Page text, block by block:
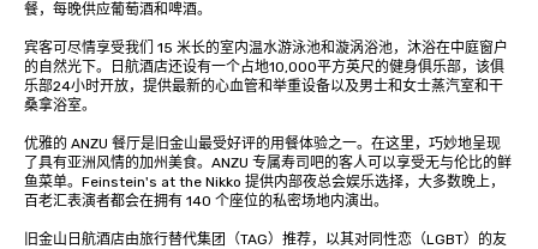
餐，每晚供应葡萄酒和啤酒。
宾客可尽情享受我们 15 米长的室内温水游泳池和漩涡浴池，沐浴在中庭窗户
的自然光下。日航酒店还设有一个占地10,000平方英尺的健身俱乐部，该俱
乐部24小时开放，提供最新的心血管和举重设备以及男士和女士蒸汽室和干
桑拿浴室。
优雅的 ANZU 餐厅是旧金山最受好评的用餐体验之一。在这里，巧妙地呈现
了具有亚洲风情的加州美食。ANZU 专属寿司吧的客人可以享受无与伦比的鲜
鱼菜单。Feinstein's at the Nikko 提供内部夜总会娱乐选择，大多数晚上，
百老汇表演者都会在拥有 140 个座位的私密场地内演出。
旧金山日航酒店由旅行替代集团（TAG）推荐，以其对同性恋（LGBT）的友